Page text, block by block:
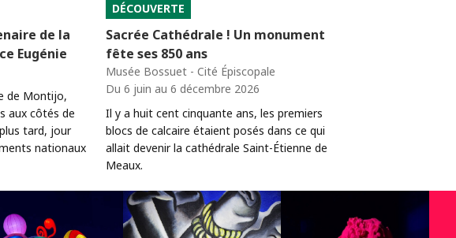
de la
Eugénie
de Montijo,
aux côtés de
tard, jour
nationaux
DÉCOUVERTE
Sacrée Cathédrale ! Un monument
fête ses 850 ans
Musée Bossuet - Cité Épiscopale
Du 6 juin au 6 décembre 2026
Il y a huit cent cinquante ans, les premiers
blocs de calcaire étaient posés dans ce qui
allait devenir la cathédrale Saint-Étienne de
Meaux.